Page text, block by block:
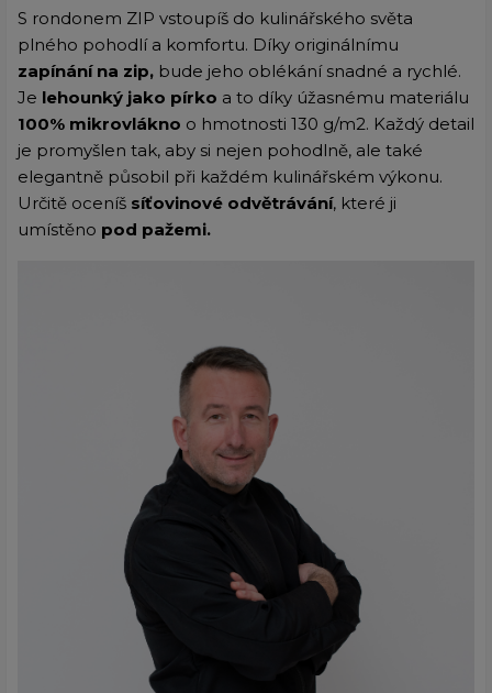
S rondonem ZIP vstoupíš do kulinářského světa
plného pohodlí a komfortu. Díky originálnímu
zapínání na zip, bude jeho oblékání snadné a rychlé.
Je lehounký jako pírko a to díky úžasnému materiálu
100% mikrovlákno o hmotnosti 130 g/m2. Každý detail
je promyšlen tak, aby si nejen pohodlně, ale také
elegantně působil při každém kulinářském výkonu.
Určitě oceníš síťovinové odvětrávání, které ji
umístěno pod pažemi.